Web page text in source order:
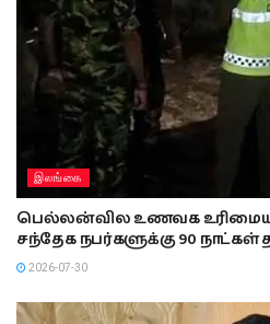
இலங்கை
பெல்லன்வில உணவக
சந்தேக நபர்களுக்கு 90 நாட்கள்
2026-07-30